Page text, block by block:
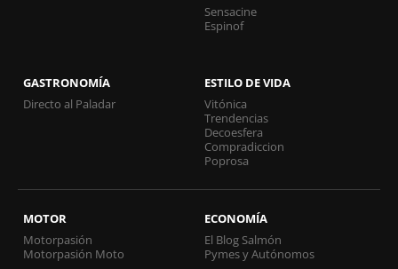
Sensacine
Espinof
GASTRONOMÍA
Directo al Paladar
ESTILO DE VIDA
Vitónica
Trendencias
Decoesfera
Compradiccion
Poprosa
MOTOR
Motorpasión
Motorpasión Moto
ECONOMÍA
El Blog Salmón
Pymes y Autónomos